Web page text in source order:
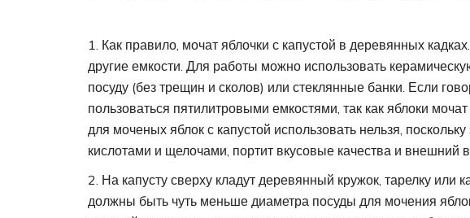
Как правило, мочат яблочки с капустой в деревянных
другие емкости. Для работы можно использовать
посуду (без трещин и сколов) или стеклянные банки. Если
пользоваться пятилитровыми емкостями, так как яблоки
для моченых яблок с капустой использовать нельзя,
кислотами и щелочами, портит вкусовые качества и внешний
На капусту сверху кладут деревянный кружок, тарелку или
должны быть чуть меньше диаметра посуды для мочения